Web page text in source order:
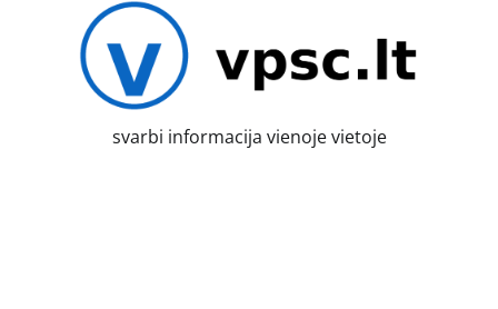
svarbi informacija vienoje vietoje